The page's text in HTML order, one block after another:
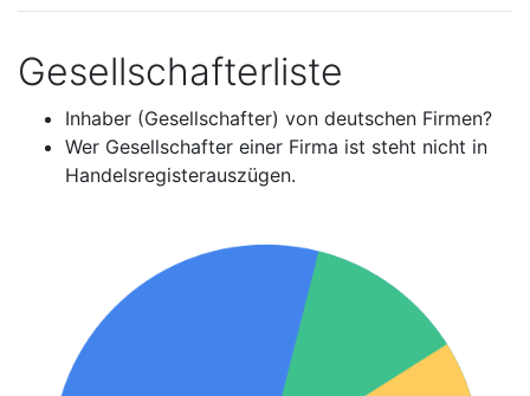
Gesellschafterliste
Inhaber (Gesellschafter) von deutschen Firmen?
Wer Gesellschafter einer Firma ist steht nicht in
Handelsregisterauszügen.